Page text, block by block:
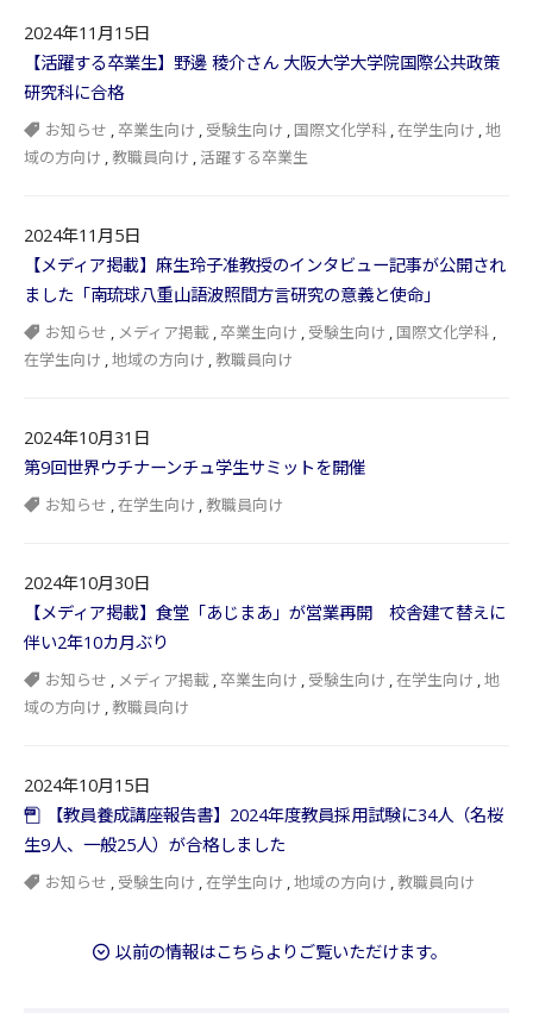
2024年11月15日
【活躍する卒業生】野邊 稜介さん 大阪大学大学院国際公共政策
研究科に合格
お知らせ ,卒業生向け , 受験生向け , 国際文化学科 ,在学生向け ,地
域の方向け , 教職員向け , 活躍する卒業生
2024年11月5日
【メディア掲載】麻生玲子准教授のインタビュー記事が公開され
ました「南琉球八重山語波照間方言研究の意義と使命」
お知らせ , メディア掲載 ,卒業生向け , 受験生向け , 国際文化学科 ,
在学生向け ,地域の方向け , 教職員向け
2024年10月31日
第9回世界ウチナーンチュ学生サミットを開催
お知らせ ,在学生向け , 教職員向け
2024年10月30日
【メディア掲載】食堂「あじまあ」が営業再開 校舎建て替えに
伴い2年10カ月ぶり
お知らせ , メディア掲載 ,卒業生向け , 受験生向け ,在学生向け ,地
域の方向け , 教職員向け
2024年10月15日
【教員養成講座報告書】2024年度教員採用試験に34人（名桜
生9人、一般25人）が合格しました
お知らせ , 受験生向け ,在学生向け ,地域の方向け , 教職員向け
以前の情報はこちらよりご覧いただけます。